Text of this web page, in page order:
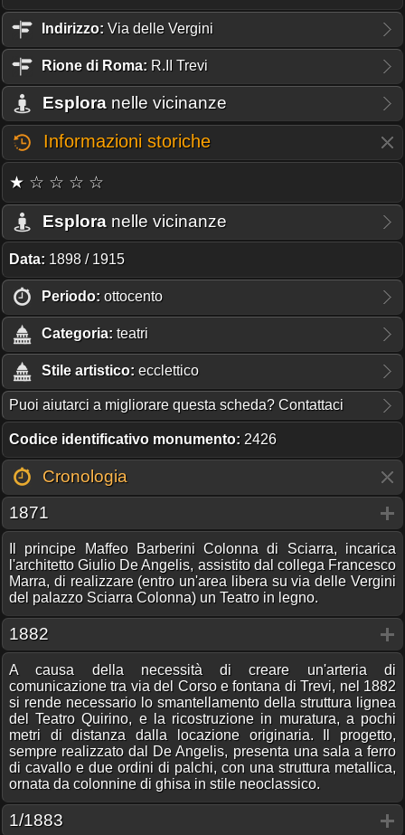
Indirizzo: Via delle Vergini
Rione di Roma: R.II Trevi
Esplora nelle vicinanze
Informazioni storiche
★ ☆ ☆ ☆ ☆
Esplora nelle vicinanze
Data: 1898 / 1915
Periodo: ottocento
Categoria: teatri
Stile artistico: ecclettico
Puoi aiutarci a migliorare questa scheda? Contattaci
Codice identificativo monumento: 2426
Cronologia
1871
Il principe Maffeo Barberini Colonna di Sciarra, incarica
l'architetto Giulio De Angelis, assistito dal collega Francesco
Marra, di realizzare (entro un'area libera su via delle Vergini
del palazzo Sciarra Colonna) un Teatro in legno.
1882
A causa della necessità di creare un'arteria di
comunicazione tra via del Corso e fontana di Trevi, nel 1882
si rende necessario lo smantellamento della struttura lignea
del Teatro Quirino, e la ricostruzione in muratura, a pochi
metri di distanza dalla locazione originaria. Il progetto,
sempre realizzato dal De Angelis, presenta una sala a ferro
di cavallo e due ordini di palchi, con una struttura metallica,
ornata da colonnine di ghisa in stile neoclassico.
1/1883